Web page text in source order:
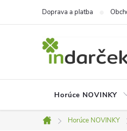
Doprava a platba
Horúce NOVINKY
Domov
Horúce NOVINKY